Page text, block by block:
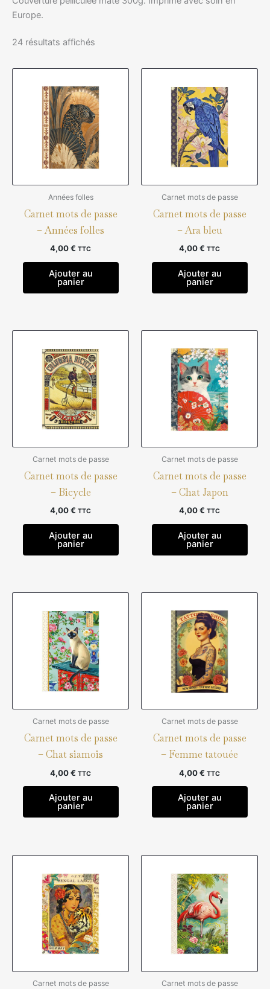
Europe.
24 résultats affichés
Années folles
Carnet mots de passe
– Années folles
4,00€ TTC
Ajouter au
panier
Carnet mots de passe
Carnet mots de passe
– Ara bleu
4,00€ TTC
Ajouter au
panier
Carnet mots de passe
Carnet mots de passe
– Bicycle
4,00€ TTC
Ajouter au
panier
Carnet mots de passe
Carnet mots de passe
– Chat Japon
4,00€ TTC
Ajouter au
panier
Carnet mots de passe
Carnet mots de passe
– Chat siamois
4,00€ TTC
Ajouter au
panier
Carnet mots de passe
Carnet mots de passe
– Femme tatouée
4,00€ TTC
Ajouter au
panier
Carnet mots de passe Carnet mots de passe